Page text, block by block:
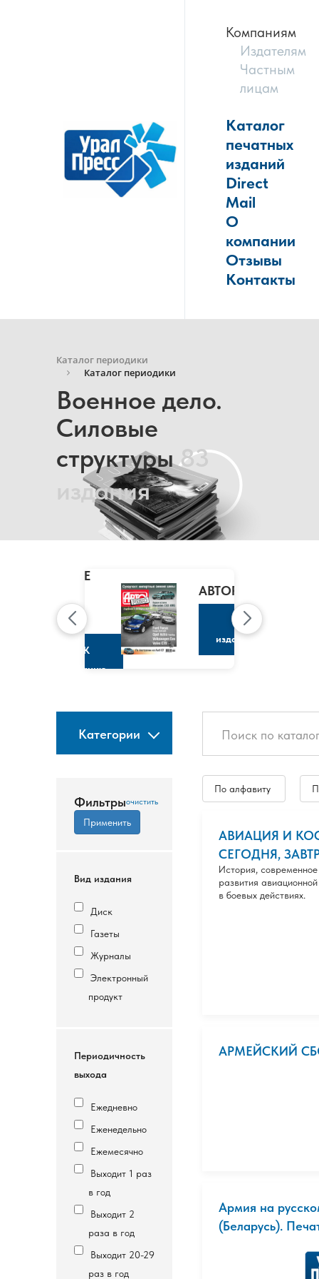
Компаниям
Издателям
Частным
лицам
Каталог
печатных
изданий
Direct
Mail
О
компании
Отзывы
Контакты
Каталог периодики
Каталог периодики
Военное дело.
Силовые
структуры83
издания
CLAIRE
МАРИ
КЛЭР
К
изданию
АВТОРЕВЮ
К
изданию
Категории
Фильтры
Вид издания
Диск
Газеты
Журналы
Электронный
продукт
Периодичность
выхода
Ежедневно
Еженедельно
Ежемесячно
Выходит 1 раз
в год
Выходит 2
раза в год
Выходит 20-29
раз в год
По алфавиту
АВИАЦИЯ И
СЕГОДНЯ,
История,
развития
в боевых действиях.
АРМЕЙСКИЙ
Армия на
(Беларусь).